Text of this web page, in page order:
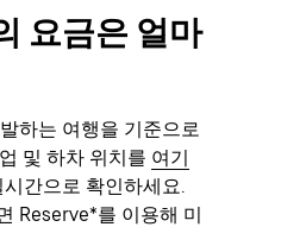
요금은 얼마
하는 여행을 기준으로
및 하차 위치를 여기
간으로 확인하세요.
Reserve*를 이용해 미